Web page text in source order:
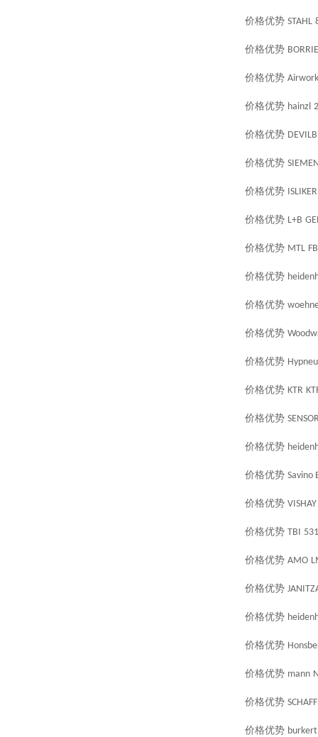
价格优势 STAHL
价格优势
价格优势 Airwork
价格优势 hainzl
价格优势
价格优势
价格优势 ISLIKER
价格优势 L+B
价格优势 MTL
价格优势
价格优势
价格优势
价格优势 Hypneu
价格优势 KTR
价格优势
价格优势
价格优势 Savino
价格优势 VISHAY
价格优势 TBI
价格优势 AMO
价格优势
价格优势
价格优势
价格优势 mann
价格优势
价格优势 burkert